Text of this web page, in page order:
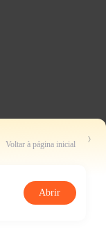
Voltar à página inicial
Abrir